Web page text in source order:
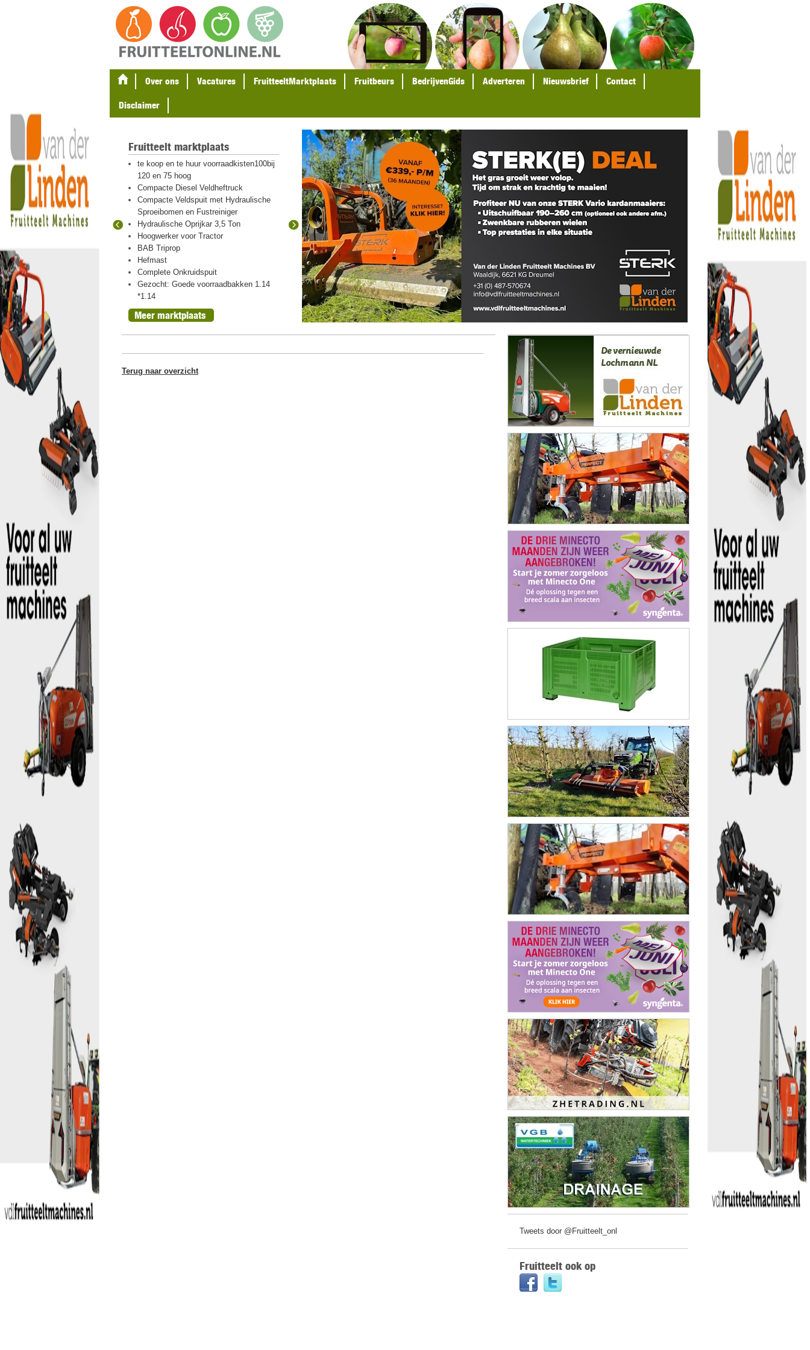
Over ons Vacatures FruitteeltMarktplaats Fruitbeurs BedrijvenGids Adverteren Nieuwsbrief Contact
Disclaimer
en
met
oogst 2026
Fruitteelt marktplaats
te koop en te huur voorraadkisten100bij
120 en 75 hoog
Compacte Diesel Veldheftruck
Compacte Veldspuit met Hydraulische
Sproeibomen en Fustreiniger
Hydraulische Oprijkar 3,5 Ton
Hoogwerker voor Tractor
BAB Triprop
Hefmast
Complete Onkruidspuit
Gezocht: Goede voorraadbakken 1.14
*1.14
Meer marktplaats
Terug naar overzicht
Tweets door @Fruitteelt_onl
Fruitteelt ook op